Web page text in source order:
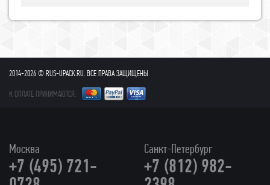
2014-2026 © RUS-UPACK.RU. ВСЕ ПРАВА ЗАЩИЩЕНЫ
К ОПЛАТЕ ПРИНИМАЮТСЯ:
Москва
+7 (495) 721-
Санкт-Петербург
+7 (812) 982-